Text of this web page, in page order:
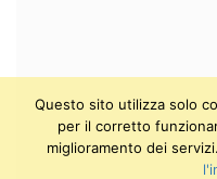
Questo sito utilizza solo
per il corretto
miglioramento dei